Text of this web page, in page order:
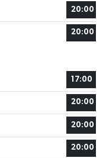
20:00
20:00
17:00
20:00
20:00
20:00